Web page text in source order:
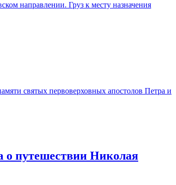
направлении. Груз к месту назначения
святых первоверховных апостолов Петра и
о путешествии Николая